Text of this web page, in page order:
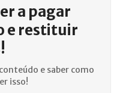
a pagar
e restituir
e saber como
isso!